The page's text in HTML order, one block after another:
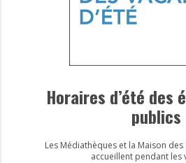
Horaires d’été des
publics
Les Médiathèques et la Maison des
accueillent pendant les